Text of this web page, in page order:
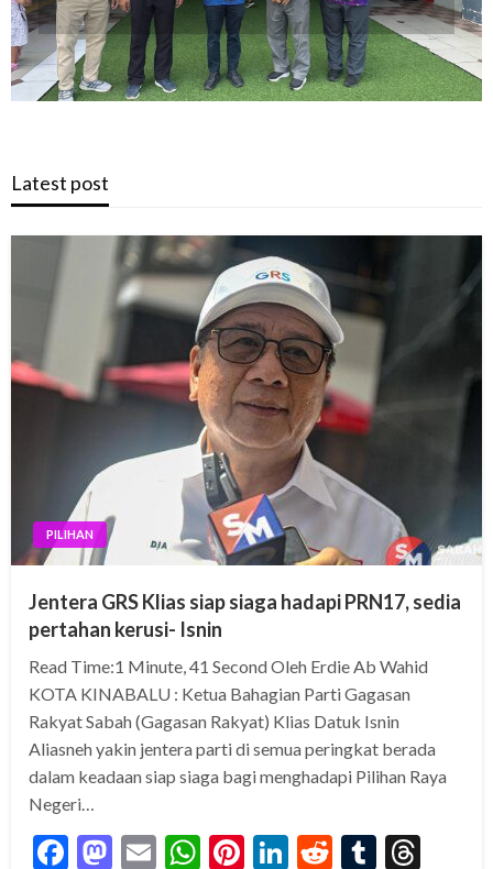
Latest post
PILIHAN
Jentera GRS Klias siap siaga hadapi PRN17, sedia
pertahan kerusi- Isnin
Read Time:1 Minute, 41 Second Oleh Erdie Ab Wahid
KOTA KINABALU : Ketua Bahagian Parti Gagasan
Rakyat Sabah (Gagasan Rakyat) Klias Datuk Isnin
Aliasneh yakin jentera parti di semua peringkat berada
dalam keadaan siap siaga bagi menghadapi Pilihan Raya
Negeri…
Facebook
Mastodon
EmailWhatsApp
Pinterest
LinkedIn
RedditTumblr